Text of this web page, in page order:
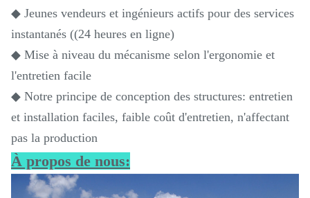
◆ Jeunes vendeurs et ingénieurs actifs pour des services
instantanés ((24 heures en ligne)
◆ Mise à niveau du mécanisme selon l'ergonomie et
l'entretien facile
◆ Notre principe de conception des structures: entretien
et installation faciles, faible coût d'entretien, n'affectant
pas la production
À propos de nous: